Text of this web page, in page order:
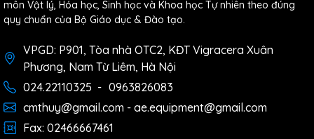
môn Vật lý, Hóa học, Sinh học và Khoa học Tự nhiên theo đúng
quy chuẩn của Bộ Giáo dục & Đào tạo.
VPGD: P901, Tòa nhà OTC2, KĐT Vigracera Xuân
Phương, Nam Từ Liêm, Hà Nội
024.22110325 - 0963826083
cmthuy@gmail.com - ae.equipment@gmail.com
Fax: 02466667461